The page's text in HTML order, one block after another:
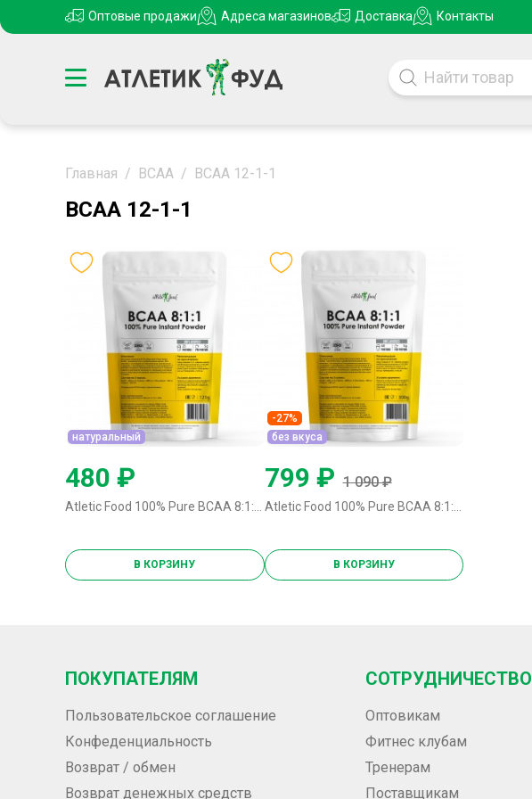
Оптовые продажи Адреса магазинов Доставка Контакты
Главная / ВСАА / BCAA 12-1-1
BCAA 12-1-1
натуральный
480 ₽
В КОРЗИНУ
-27%
без вкуса
799 ₽ 1 090 ₽
В КОРЗИНУ
ПОКУПАТЕЛЯМ
Пользовательское соглашение
Конфеденциальность
Возврат / обмен
Возврат денежных средств
СОТРУДНИЧЕСТВО
Оптовикам
Фитнес клубам
Тренерам
Поставщикам